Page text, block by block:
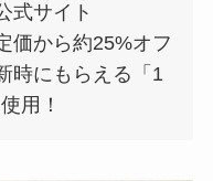
式サイト
価から約25%オフ
時にもらえる「1
用！